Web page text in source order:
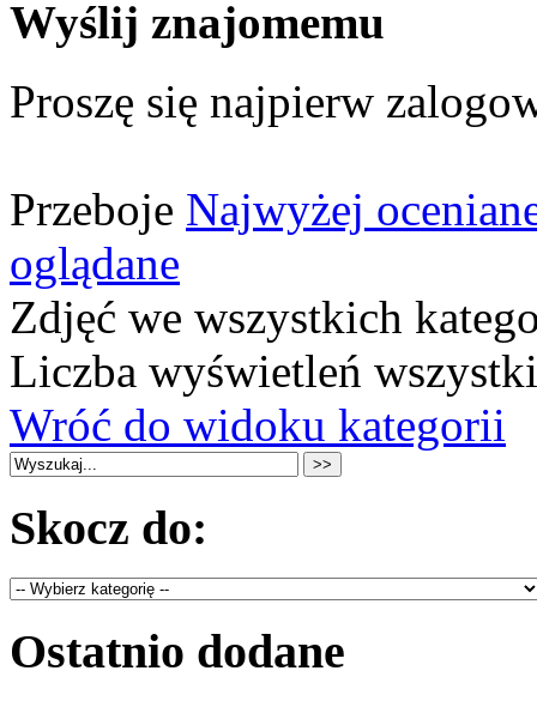
Wyślij znajomemu
Proszę się najpierw
Przeboje Najwyżej
oglądane
Zdjęć we wszystkich
Liczba wyświetleń
Wróć do widoku kategorii
Skocz do:
Ostatnio dodane